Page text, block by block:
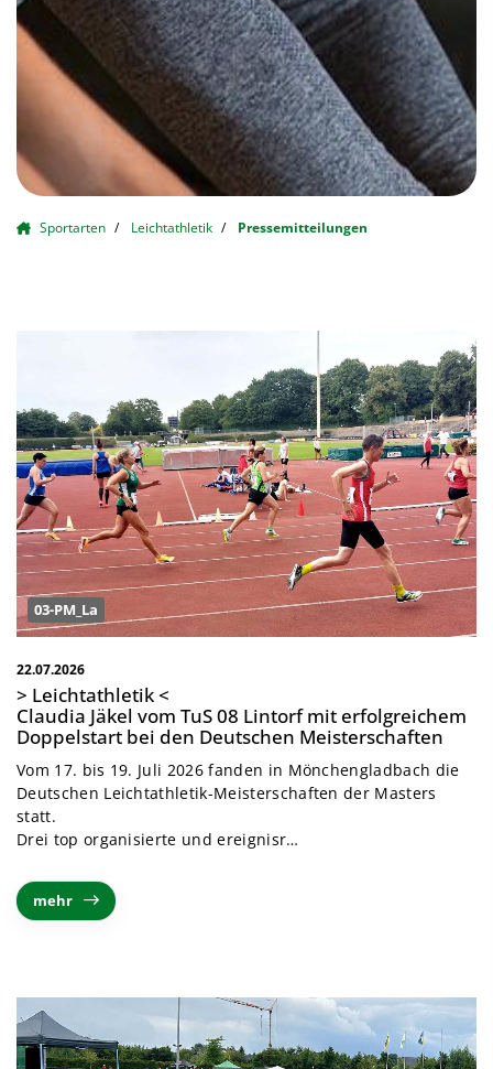
Sportarten Leichtathletik Pressemitteilungen
03-PM_La
22.07.2026
> Leichtathletik <
Claudia Jäkel vom TuS 08 Lintorf mit erfolgreichem
Doppelstart bei den Deutschen Meisterschaften
Vom 17. bis 19. Juli 2026 fanden in Mönchengladbach die
Deutschen Leichtathletik-Meisterschaften der Masters
statt.
Drei top organisierte und ereignisr…
mehr